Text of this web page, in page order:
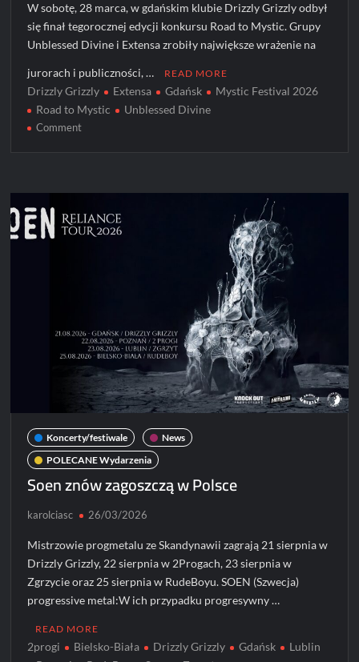
W sobotę, 28 marca, w gdańskim klubie Drizzly Grizzly odbył
się finał tegorocznej edycji konkursu Road to Mystic. Grupy
Unblessed Divine i Extensa zrobiły największe wrażenie na
jurorach i publiczności, … READ MORE
Drizzly Grizzly Extensa Gdańsk
Mystic Festival 2026
Road to Mystic
Unblessed Divine
Commenton
2026
rozstrzygnięty!
Koncerty/festiwale
News
POLECANE Wydarzenia
Soen znów zagoszczą w Polsce
karolciasc 26/03/2026
Mistrzowie progmetalu ze Skandynawii zagrają 21 sierpnia w
Drizzly Grizzly, 22 sierpnia w 2Progach, 23 sierpnia w
Zgrzycie oraz 25 sierpnia w RudeBoyu. SOEN (Szwecja)
progressive metal:W ich przypadku progresywny …
READ MORE
2progi Bielsko-Biała Drizzly Grizzly Gdańsk
Lublin